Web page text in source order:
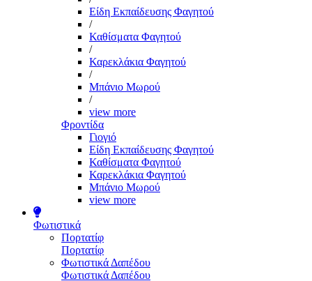
Είδη Εκπαίδευσης Φαγητού
/
Καθίσματα Φαγητού
/
Καρεκλάκια Φαγητού
/
Μπάνιο Μωρού
/
view more
Φροντίδα
Γιογιό
Είδη Εκπαίδευσης Φαγητού
Καθίσματα Φαγητού
Καρεκλάκια Φαγητού
Μπάνιο Μωρού
view more
Φωτιστικά
Πορτατίφ
Πορτατίφ
Φωτιστικά Δαπέδου
Φωτιστικά Δαπέδου